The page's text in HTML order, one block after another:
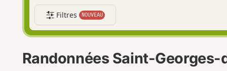
Filtres NOUVEAU
Randonnées Saint-Georges-